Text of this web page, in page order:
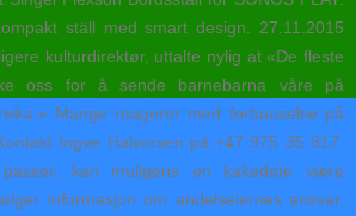
ställ med smart design. 27.11.2015
kulturdirektør, uttalte nylig at «De fleste
oss for å sende barnebarna våre på
Mange reagerer med forbauselse på
Ingve Halvorsen på +47 975 35 817.
kan muligens en kakedate være
informasjon om andelseiernes ansvar.